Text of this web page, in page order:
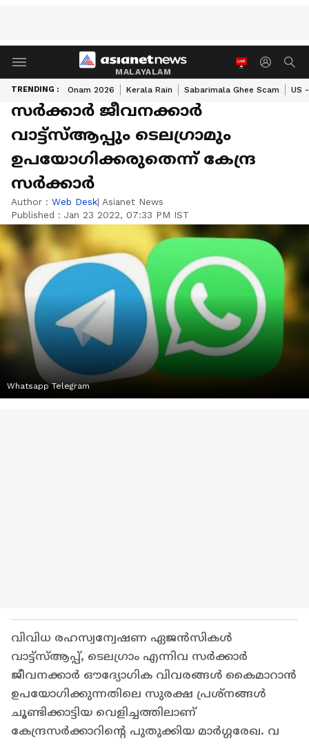
MALAYALAM
TRENDING : Onam 2026 Kerala Rain Sabarimala Ghee Scam US
സര്‍ക്കാര്‍ ജീവനക്കാര്‍
വാട്ട്സ്ആപ്പും ടെലഗ്രാമും
ഉപയോഗിക്കരുതെന്ന് കേന്ദ്ര
സര്‍ക്കാര്‍
Author : Web Desk| Asianet News
Published : Jan 23 2022, 07:33 PM IST
Whatsapp Telegram
വിവിധ രഹസ്വന്വേഷണ ഏജന്‍സികള്‍
വാട്ട്സ്ആപ്പ്, ടെലഗ്രാം എന്നിവ സര്‍ക്കാര്‍
ജീവനക്കാര്‍ ഔദ്യോഗിക വിവരങ്ങള്‍ കൈമാറാന്‍
ഉപയോഗിക്കുന്നതിലെ സുരക്ഷ പ്രശ്നങ്ങള്‍
ചൂണ്ടിക്കാട്ടിയ വെളിച്ചത്തിലാണ്
കേന്ദ്രസര്‍ക്കാറിന്‍റെ പുതുക്കിയ മാര്‍ഗ്ഗരേഖ. വ